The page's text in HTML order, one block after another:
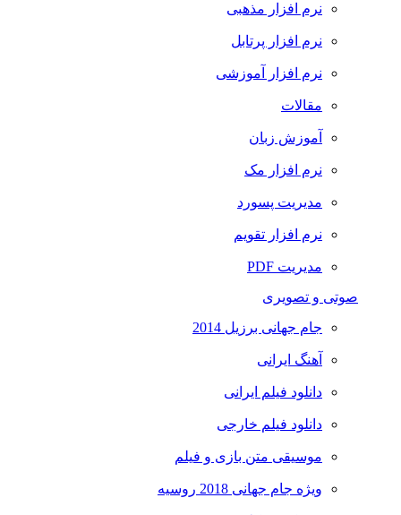
نرم افزار مذهبی
نرم افزار پرتابل
نرم افزار آموزشی
مقالات
آموزش زبان
نرم افزار مک
مدیریت پسورد
نرم افزار تقویم
مدیریت PDF
صوتی و تصویری
جام جهانی برزیل 2014
آهنگ ایرانی
دانلود فیلم ایرانی
دانلود فیلم خارجی
موسیقی متن بازی و فیلم
ویژه جام جهانی 2018 روسیه